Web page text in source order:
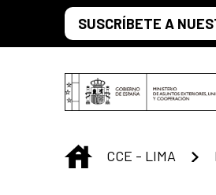
Saltar al contenido principal
SUSCRÍBETE A
INICIO
CCE - LIMA